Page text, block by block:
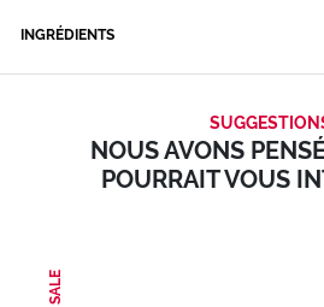
INGRÉDIENTS
NOUS AVONS
POURRAIT VOUS
SALE